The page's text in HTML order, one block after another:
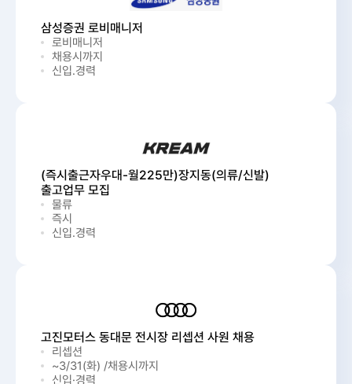
삼성증권 로비매니저
로비매니저
채용시까지
신입.경력
(즉시출근자우대-월225만)장지동(의류/신발)
출고업무 모집
물류
즉시
신입.경력
고진모터스 동대문 전시장 리셉션 사원 채용
리셉션
~3/31(화) /채용시까지
신입·경력